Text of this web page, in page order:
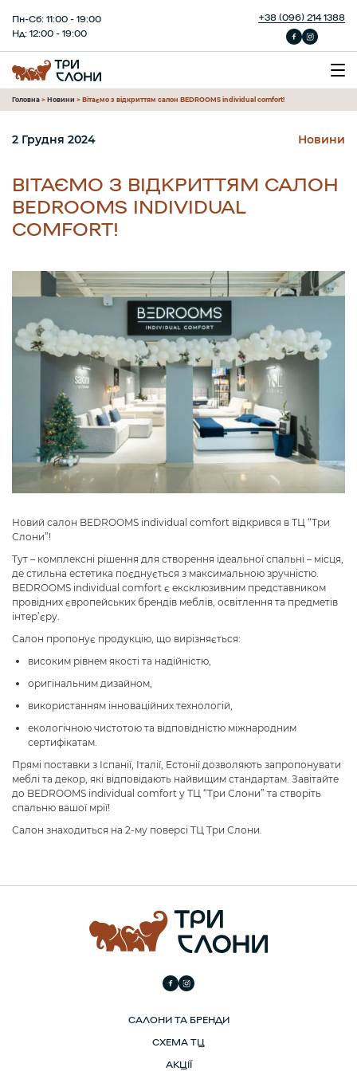
Пн-Сб: 11:00 - 19:00
Нд: 12:00 - 19:00
+38 (096) 214 1388
Головна > Новини > Вітаємо з відкриттям салон BEDROOMS individual comfort!
ВІТАЄМО З ВІДКРИТТЯМ САЛОН
BEDROOMS INDIVIDUAL
COMFORT!
2 Грудня 2024 Новини
Новий салон BEDROOMS individual comfort відкрився в ТЦ “Три
Слони”!
Тут – комплексні рішення для створення ідеальної спальні – місця,
де стильна естетика поєднується з максимальною зручністю.
BEDROOMS individual comfort є ексклюзивним представником
провідних європейських брендів меблів, освітлення та предметів
інтер’єру.
Салон пропонує продукцію, що вирізняється:
високим рівнем якості та надійністю,
оригінальним дизайном,
використанням інноваційних технологій,
екологічною чистотою та відповідністю міжнародним
сертифікатам.
Прямі поставки з Іспанії, Італії, Естонії дозволяють запропонувати
меблі та декор, які відповідають найвищим стандартам. Завітайте
до BEDROOMS individual comfort у ТЦ “Три Слони” та створіть
спальню вашої мрії!
Салон знаходиться на 2-му поверсі ТЦ Три Слони.
САЛОНИ ТА БРЕНДИ
СХЕМА ТЦ
АКЦІЇ